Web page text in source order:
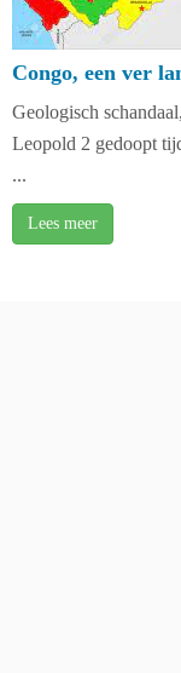
Congo, een ver
Geologisch
Leopold 2 gedoopt
...
Lees meer